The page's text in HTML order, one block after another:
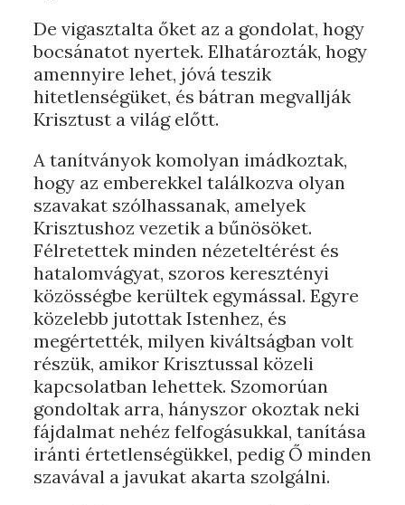
De vigasztalta őket az a gondolat, hogy
bocsánatot nyertek. Elhatározták, hogy
amennyire lehet, jóvá teszik
hitetlenségüket, és bátran megvallják
Krisztust a világ előtt.
A tanítványok komolyan imádkoztak,
hogy az emberekkel találkozva olyan
szavakat szólhassanak, amelyek
Krisztushoz vezetik a bűnösöket.
Félretettek minden nézeteltérést és
hatalomvágyat, szoros keresztényi
közösségbe kerültek egymással. Egyre
közelebb jutottak Istenhez, és
megértették, milyen kiváltságban volt
részük, amikor Krisztussal közeli
kapcsolatban lehettek. Szomorúan
gondoltak arra, hányszor okoztak neki
fájdalmat nehéz felfogásukkal, tanítása
iránti értetlenségükkel, pedig Ő minden
szavával a javukat akarta szolgálni.